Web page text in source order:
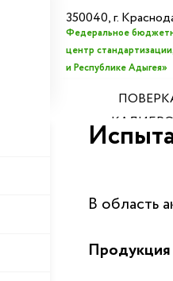
Федеральное
центр
и Республике Адыгея»
350040, г.
В область